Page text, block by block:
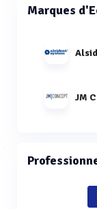
Marques
JM